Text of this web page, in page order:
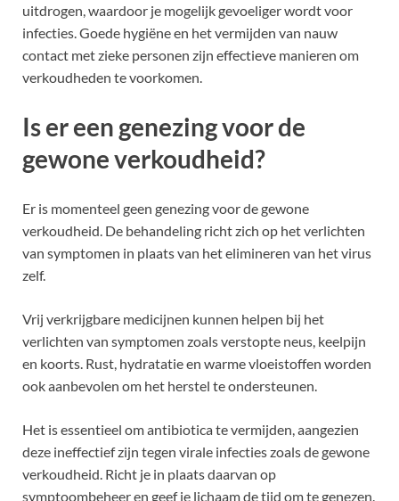
uitdrogen, waardoor je mogelijk gevoeliger wordt voor
infecties. Goede hygiëne en het vermijden van nauw
contact met zieke personen zijn effectieve manieren om
verkoudheden te voorkomen.
Is er een genezing voor de
gewone verkoudheid?
Er is momenteel geen genezing voor de gewone
verkoudheid. De behandeling richt zich op het verlichten
van symptomen in plaats van het elimineren van het virus
zelf.
Vrij verkrijgbare medicijnen kunnen helpen bij het
verlichten van symptomen zoals verstopte neus, keelpijn
en koorts. Rust, hydratatie en warme vloeistoffen worden
ook aanbevolen om het herstel te ondersteunen.
Het is essentieel om antibiotica te vermijden, aangezien
deze ineffectief zijn tegen virale infecties zoals de gewone
verkoudheid. Richt je in plaats daarvan op
symptoombeheer en geef je lichaam de tijd om te genezen.